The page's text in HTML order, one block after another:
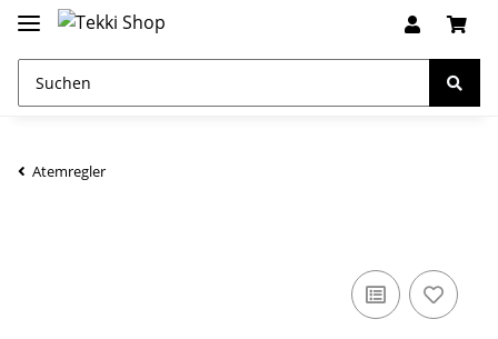
Atemregler